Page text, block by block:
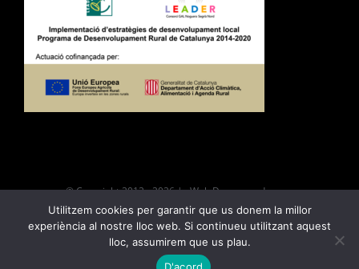
© Copyright 2012 -2026 | Web Desarroyada por
|
Política de privacitat|
Política de
cookies|
Avís legal i condicions d’ús
646719399
Utilitzem cookies per garantir que us donem la millor
experiència al nostre lloc web. Si continueu utilitzant aquest
lloc, assumirem que us plau.
D'acord